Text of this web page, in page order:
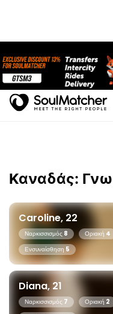
Καναδάς:
Caroline, 22
Ναρκισσισμός 8 Οριακή 4
Ενσυναίσθηση 5
Diana, 21
Ναρκισσισμός 7 Οριακή 2